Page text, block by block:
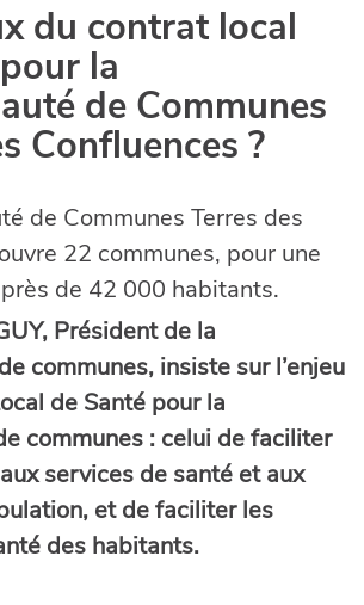
du contrat local
la
de Communes
Confluences ?
de Communes Terres des
22 communes, pour une
de 42 000 habitants.
Président de la
communes, insiste sur l’enjeu
de Santé pour la
communes : celui de faciliter
services de santé et aux
et de faciliter les
des habitants.